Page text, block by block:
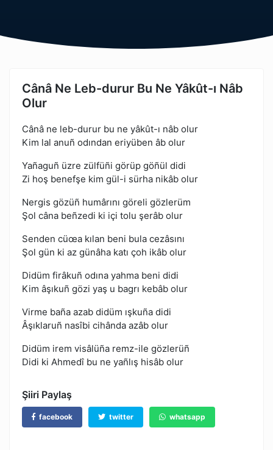
Cânâ Ne Leb-durur Bu Ne Yâkût-ı Nâb
Olur
Cânâ ne leb-durur bu ne yâkût-ı nâb olur
Kim lal anuñ odından eriyüben âb olur
Yañaguñ üzre zülfüñi görüp göñül didi
Zi hoş benefşe kim gül-i sürha nikâb olur
Nergis gözüñ humârını göreli gözlerüm
Şol câna beñzedi ki içi tolu şerâb olur
Senden cüœa kılan beni bula cezâsını
Şol gün ki az günâha katı çoh ikâb olur
Didüm firâkuñ odına yahma beni didi
Kim âşıkuñ gözi yaş u bagrı kebâb olur
Virme baña azab didüm ışkuña didi
Âşıklaruñ nasîbi cihânda azâb olur
Didüm irem visâlüña remz-ile gözlerüñ
Didi ki Ahmedî bu ne yañlış hisâb olur
Şiiri Paylaş
facebook twitter whatsapp